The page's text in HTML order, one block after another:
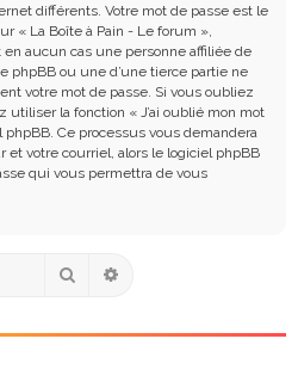
différents. Votre mot de passe est le
« La Boîte à Pain - Le forum »,
aucun cas une personne affiliée de
phpBB ou une d’une tierce partie ne
votre mot de passe. Si vous oubliez
utiliser la fonction « J’ai oublié mon mot
Ce processus vous demandera
et votre courriel, alors le logiciel phpBB
qui vous permettra de vous
Rechercher